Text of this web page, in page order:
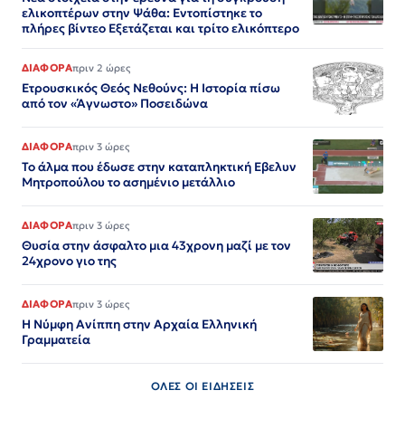
ελικοπτέρων στην Ψάθα: Εντοπίστηκε το
πλήρες βίντεο Εξετάζεται και τρίτο ελικόπτερο​​​​​​​​​​​​​​​​​​​​​​​​​​​​​​​​​​​​​​​​​​​​​​​​​​
ΔΙΑΦΟΡΑπριν 2 ώρες
Ετρουσκικός Θεός Νεθούνς: Η Ιστορία πίσω
από τον «Άγνωστο» Ποσειδώνα
ΔΙΑΦΟΡΑπριν 3 ώρες
Το άλμα που έδωσε στην καταπληκτική Εβελυν
Μητροπούλου το ασημένιο μετάλλιο
ΔΙΑΦΟΡΑπριν 3 ώρες
Θυσία στην άσφαλτο μια 43χρονη μαζί με τον
24χρονο γιο της
ΔΙΑΦΟΡΑπριν 3 ώρες
Η Νύμφη Ανίππη στην Αρχαία Ελληνική
Γραμματεία
ΟΛΕΣ ΟΙ ΕΙΔΗΣΕΙΣ